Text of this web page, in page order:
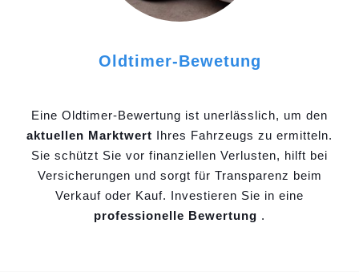
Oldtimer-Bewetung
Eine Oldtimer-Bewertung ist unerlässlich, um den
aktuellen Marktwert Ihres Fahrzeugs zu ermitteln.
Sie schützt Sie vor finanziellen Verlusten, hilft bei
Versicherungen und sorgt für Transparenz beim
Verkauf oder Kauf. Investieren Sie in eine
professionelle Bewertung .